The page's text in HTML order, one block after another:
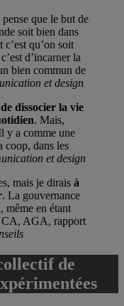
pense que le but de
soit bien dans
qu’on soit
d’incarner la
bien commun de
et design
dissocier la vie
. Mais,
y a comme une
coop, dans les
et design
mais je dirais à
. La gouvernance
même en étant
CA, AGA, rapport
de